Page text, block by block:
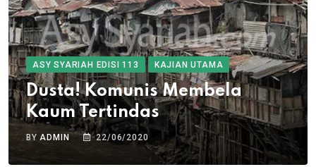
ASY SYARIAH EDISI 113 KAJIAN UTAMA
Dusta! Komunis Membela
Kaum Tertindas
BY ADMIN 22/06/2020